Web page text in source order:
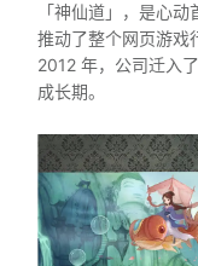
「神仙道」，是心
推动了整个网页游戏
2012 年，公司迁入
成长期。